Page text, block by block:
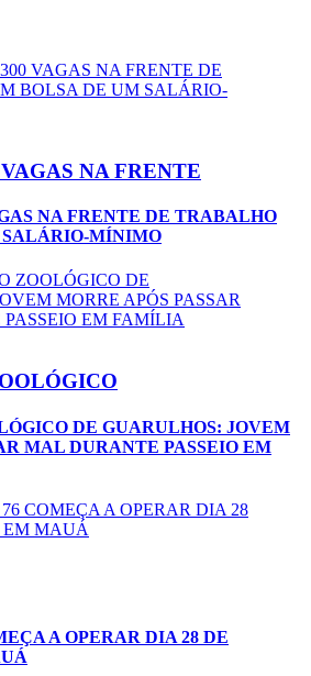
NA FRENTE
NA FRENTE DE TRABALHO
SALÁRIO-MÍNIMO
DE GUARULHOS: JOVEM
MAL DURANTE PASSEIO EM
A OPERAR DIA 28 DE